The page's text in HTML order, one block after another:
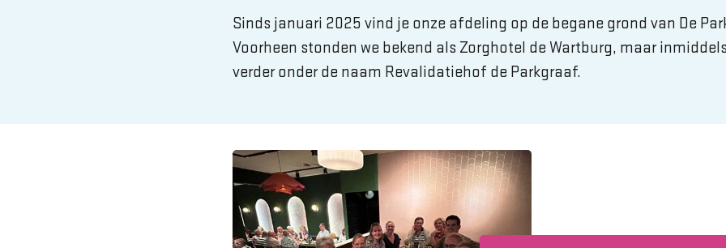
Sinds januari 2025 vind je onze afdeling op de begane grond van De
Voorheen stonden we bekend als Zorghotel de Wartburg, maar
verder onder de naam Revalidatiehof de Parkgraaf.